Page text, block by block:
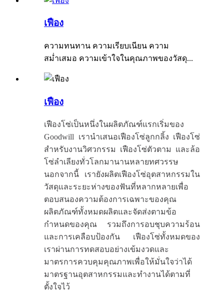
เฟือง
ความทนทาน ความเรียบเนียน ความ
สม่ำเสมอ ความเข้าใจในคุณภาพของวัสดุ...
เฟือง
เฟืองโซ่เป็นหนึ่งในผลิตภัณฑ์แรกเริ่มของ
Goodwill เรานำเสนอเฟืองโซ่ลูกกลิ้ง เฟืองโซ่
สำหรับงานวิศวกรรม เฟืองโซ่ตัวตาม และล้อ
โซ่ลำเลียงทั่วโลกมานานหลายทศวรรษ
นอกจากนี้ เรายังผลิตเฟืองโซ่อุตสาหกรรมใน
วัสดุและระยะห่างของฟันที่หลากหลายเพื่อ
ตอบสนองความต้องการเฉพาะของคุณ
ผลิตภัณฑ์ทั้งหมดผลิตและจัดส่งตามข้อ
กำหนดของคุณ รวมถึงการอบชุบความร้อน
และการเคลือบป้องกัน เฟืองโซ่ทั้งหมดของ
เราผ่านการทดสอบอย่างเข้มงวดและ
มาตรการควบคุมคุณภาพเพื่อให้มั่นใจว่าได้
มาตรฐานอุตสาหกรรมและทำงานได้ตามที่
ตั้งใจไว้